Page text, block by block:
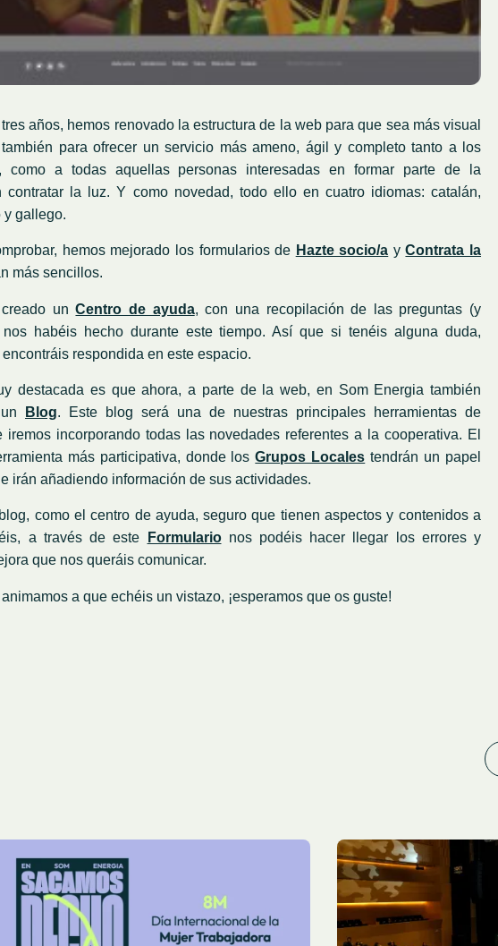
años, hemos renovado la estructura de la web para que sea más visual
para ofrecer un servicio más ameno, ágil y completo tanto a los
como a todas aquellas personas interesadas en formar parte de la
contratar la luz. Y como novedad, todo ello en cuatro idiomas: catalán,
y gallego.
hemos mejorado los formularios de Hazte socio/a yContrata la
más sencillos.
creado unCentro de ayuda, con una recopilación de las preguntas (y
nos habéis hecho durante este tiempo. Así que si tenéis alguna duda,
respondida en este espacio.
destacada es que ahora, a parte de la web, en Som Energia también
Blog. Este blog será una de nuestras principales herramientas de
iremos incorporando todas las novedades referentes a la cooperativa. El
más participativa, donde losGrupos Locales tendrán un papel
irán añadiendo información de sus actividades.
como el centro de ayuda, seguro que tienen aspectos y contenidos a
a través de este
Formularionos podéis hacer llegar los errores y
que nos queráis comunicar.
a que echéis un vistazo, ¡esperamos que os guste!